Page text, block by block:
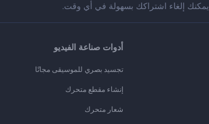
يمكنك إلغاء اشتراكك بسهولة في أي وقت.
أدوات صناعة الفيديو
تجسيد بصري للموسيقى مجانًا
إنشاء مقطع متحرك
شعار متحرك